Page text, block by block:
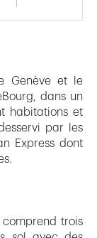
Genève et le
dans un
habitations et
par les
Express dont
trois